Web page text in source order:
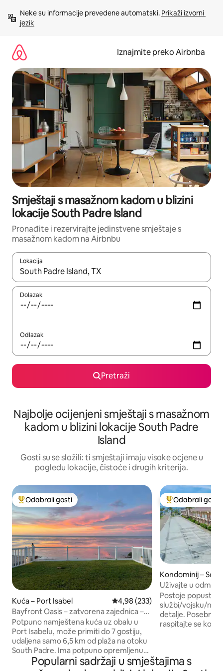
sadržaj
Neke su informacije prevedene automatski. Prikaži izvorni
jezik
Iznajmite preko Airbnba
Smještaji s masažnom kadom u blizini
lokacije South Padre Island
Pronađite i rezervirajte jedinstvene smještaje s
masažnom kadom na Airbnbu
Lokacija
Kada budu dostupni rezultati, moći ćete ih pregledati
Dolazak
Odlazak
Pretraži
Najbolje ocijenjeni smještaji s masažnom
kadom u blizini lokacije South Padre
Island
Gosti su se složili: ti smještaji imaju visoke ocjene u
pogledu lokacije, čistoće i drugih kriterija.
Među najviše rangiranima s oznakom „Odabrali gosti”
Odabrali gosti
Kuća – Port Isabel Prosječna ocjena: 4,98/5,
4,98 (233)
Bayfront Oasis – zatvorena zajednica –
nekoliko minuta do SPI-ja
Potpuno namještena kuća uz obalu u
Port Isabelu, može primiti do 7 gostiju,
udaljena samo 6,5 km od plaža na otoku
South Padre. Ima potpuno opremljenu
kuhinju, 2½ kupaonice i glavni apartman
Među najviše
Odabrali gosti
Kondominij –
and
Uživajte u
smještaju Dolphin
Postoje popusti
službi/vojsku/
detalje. Posebna
raspitajte se kod
ležajem (160 –
Popularni sadržaji u smještajima s